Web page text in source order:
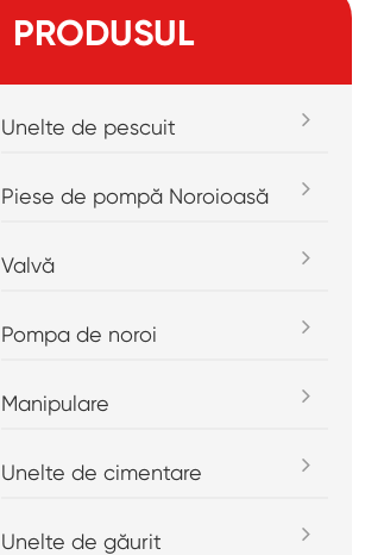
PRODUSUL
Unelte de pescuit
Piese de pompă Noroioasă
Valvă
Pompa de noroi
Manipulare
Unelte de cimentare
Unelte de găurit